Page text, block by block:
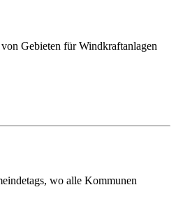
Gebieten für Windkraftanlagen
wo alle Kommunen